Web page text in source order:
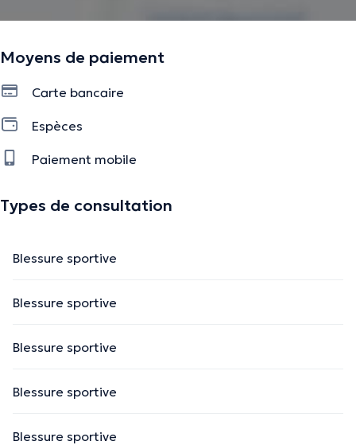
Moyens de paiement
Carte bancaire
Espèces
Paiement mobile
Types de consultation
Blessure sportive
Blessure sportive
Blessure sportive
Blessure sportive
Blessure sportive